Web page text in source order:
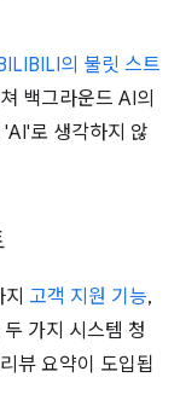
의 불릿 스트
백그라운드 AI의
로 생각하지 않
고객 지원 기능,
가지 시스템 청
뷰 요약이 도입됩